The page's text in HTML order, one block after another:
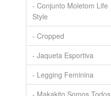
- Conjunto Moletom Life
Style
- Cropped
- Jaqueta Esportiva
- Legging Feminina
- Makakito Somos Todos